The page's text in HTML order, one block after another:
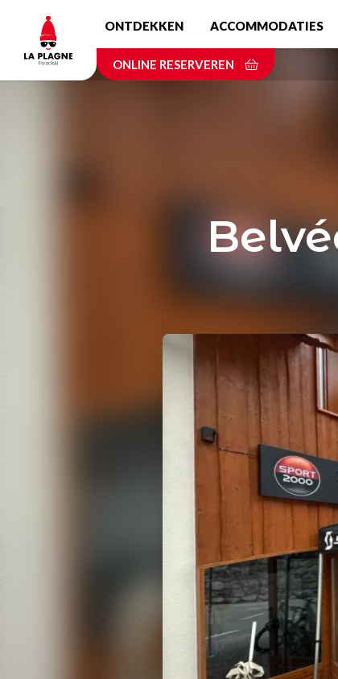
content
ONTDEKKEN ACCOMMODATIES
ONLINE RESERVEREN